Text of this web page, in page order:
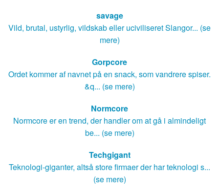
savage
Vild, brutal, ustyrlig, vildskab eller uciviliseret Slangor... (se
mere)
Gorpcore
Ordet kommer af navnet på en snack, som vandrere spiser.
&q... (se mere)
Normcore
Normcore er en trend, der handler om at gå i almindeligt
be... (se mere)
Techgigant
Teknologi-giganter, altså store firmaer der har teknologi s...
(se mere)